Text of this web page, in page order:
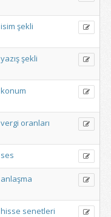
isim şekli
yazışşekli
konum
vergi oranları
ses
anlaşma
hisse senetleri